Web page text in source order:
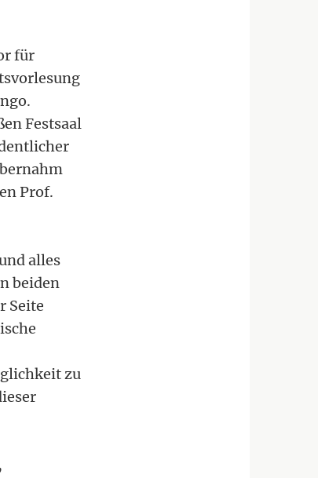
für
Festsaal
Prof.
alles
beiden
Seite
zu